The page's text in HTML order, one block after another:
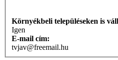
Környékbeli településeken is
Igen
E-mail cím:
tvjav@freemail.hu